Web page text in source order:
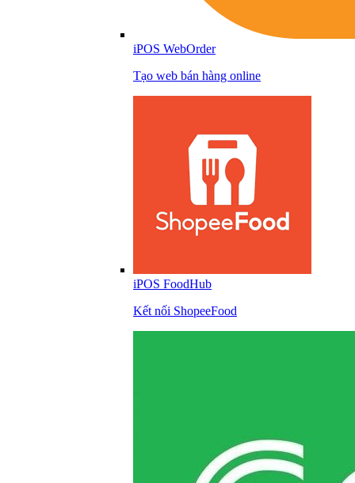
iPOS WebOrder
Tạo web bán hàng online
iPOS FoodHub
Kết nối ShopeeFood